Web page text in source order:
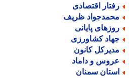
اقتصادی
ظریف
پایانی
کشاورزی
کانون
و داماد
سمنان